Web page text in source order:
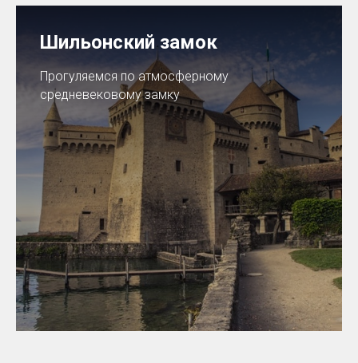
Шильонский замок
Прогуляемся по атмосферному
средневековому замку